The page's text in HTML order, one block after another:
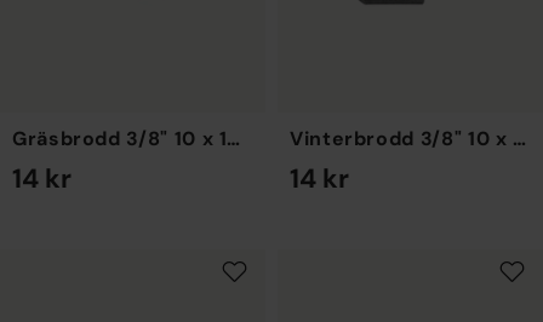
Gräsbrodd 3/8" 10 x 14 mm
14 kr
Vinterbrodd 3/8" 10 x 11 mm
14 kr